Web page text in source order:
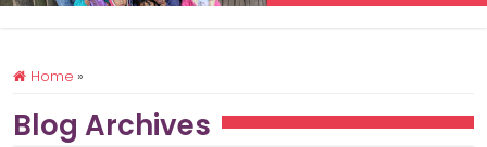
Home »
Blog Archives